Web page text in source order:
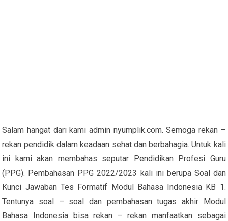
Salam hangat dari kami admin nyumplik.com. Semoga rekan –
rekan pendidik dalam keadaan sehat dan berbahagia. Untuk kali
ini kami akan membahas seputar Pendidikan Profesi Guru
(PPG). Pembahasan PPG 2022/2023 kali ini berupa Soal dan
Kunci Jawaban Tes Formatif Modul Bahasa Indonesia KB 1.
Tentunya soal – soal dan pembahasan tugas akhir Modul
Bahasa Indonesia bisa rekan – rekan manfaatkan sebagai